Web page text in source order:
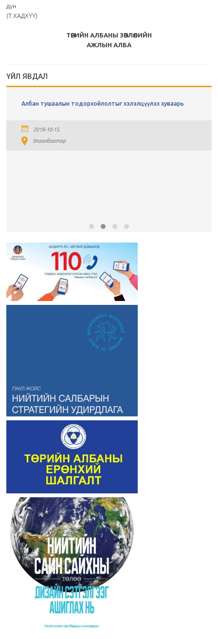
дүн
(Т.ХАДХҮҮ)
ТӨРИЙН АЛБАНЫ ЗӨВЛӨЛИЙН
АЖЛЫН АЛБА
ҮЙЛ ЯВДАЛ
Албан тушаалын тодорхойлолтыг хэлэлцүүлэх хуваарь
2019-10-15
Улаанбаатар